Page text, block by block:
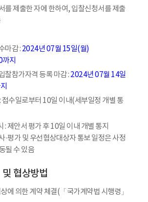
를 제출한 자에 한하여, 입찰신청서를 제출
마감 : 2024년 07월 15일(월)
지
찰참가자격 등록 마감 : 2024년 07월 14일
접수일로부터 10일 이내(세부일정 개별 통
: 제안서 평가 후 10일 이내 개별 통지
·평가 및 우선협상대상자 통보 일정은 사정
될 수 있음
협상방법
에 의한 계약 체결(「국가계약법 시행령」